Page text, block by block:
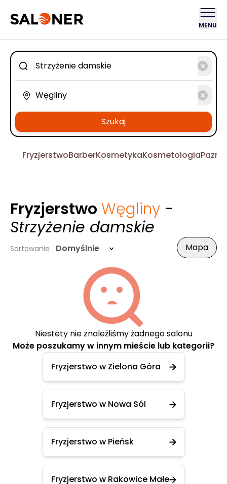
MENU
Szukaj
FryzjerstwoBarberKosmetykaKosmetologia
Fryzjerstwo Węgliny -
Strzyżenie damskie
Sortowanie Domyślnie Mapa
Niestety nie znaleźliśmy żadnego salonu
Może poszukamy w innym mieście lub kategorii?
Fryzjerstwo w Zielona Góra
Fryzjerstwo w Nowa Sól
Fryzjerstwo w Pieńsk
Fryzjerstwo w Rakowice Małe